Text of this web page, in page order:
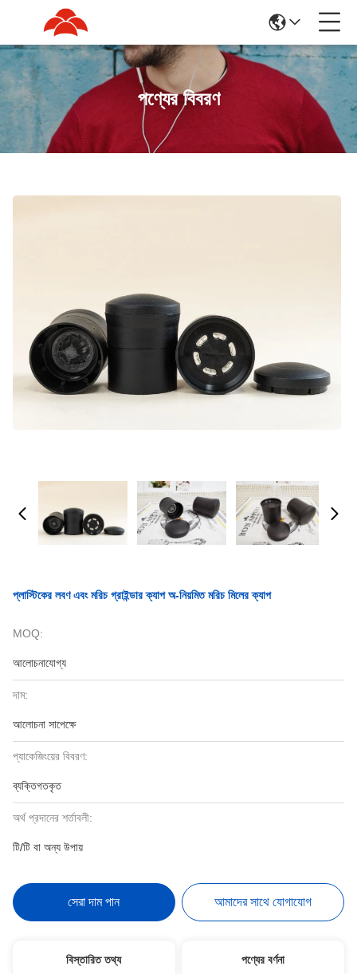
পণ্যের বিবরণ
প্লাস্টিকের লবণ এবং মরিচ গ্রাইন্ডার ক্যাপ অ-নিয়মিত মরিচ মিলের ক্যাপ
MOQ:
আলোচনাযোগ্য
দাম:
আলোচনা সাপেক্ষে
প্যাকেজিংয়ের বিবরণ:
ব্যক্তিগতকৃত
অর্থ প্রদানের শর্তাবলী:
টি/টি বা অন্য উপায়
সেরা দাম পান আমাদের সাথে যোগাযোগ
বিস্তারিত তথ্য পণ্যের বর্ণনা